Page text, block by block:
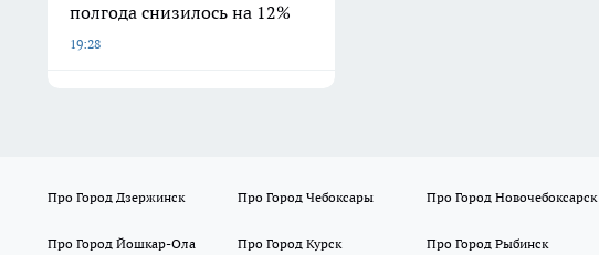
полгода снизилось на 12%
19:28
Про Город Дзержинск Про Город Чебоксары Про Город Новочебоксарск
Про Город Йошкар-Ола Про Город Курск Про Город Рыбинск